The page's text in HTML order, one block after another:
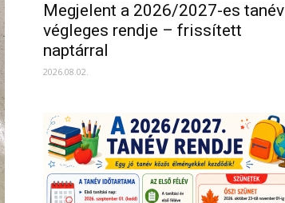
Megjelent a 2026/2027-es tanév
végleges rendje – frissített
naptárral
2026.08.02.